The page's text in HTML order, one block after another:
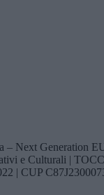
– Next Generation
e Culturali |
| CUP